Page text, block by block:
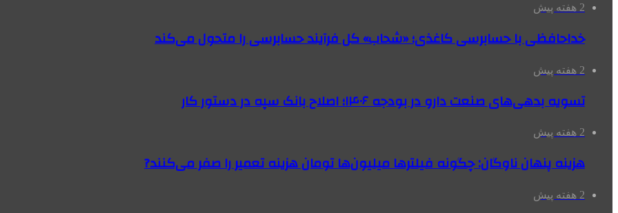
2 هفته پیش
خداحافظی با حسابرسی کاغذی؛ «شحاب» کل فرآیند حسابرسی را متحول می‌کند
2 هفته پیش
تسویه بدهی‌های صنعت دارو در بودجه ۱۴۰۶؛ اصلاح بانک سپه در دستور کار
2 هفته پیش
هزینه پنهان ناوگان: چگونه فیلترها میلیون‌ها تومان هزینه تعمیر را صفر می‌کنند?
2 هفته پیش